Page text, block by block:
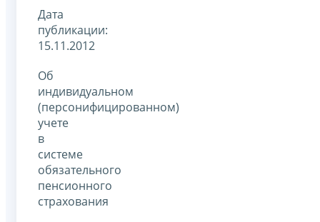
Дата
публикации:
15.11.2012
Об
индивидуальном
(персонифицированном)
учете
в
системе
обязательного
пенсионного
страхования